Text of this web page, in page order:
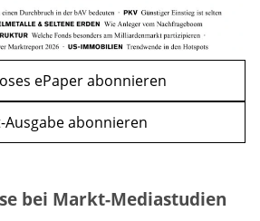
ePaper abonnieren
Ausgabe abonnieren
bei Markt-Mediastudien